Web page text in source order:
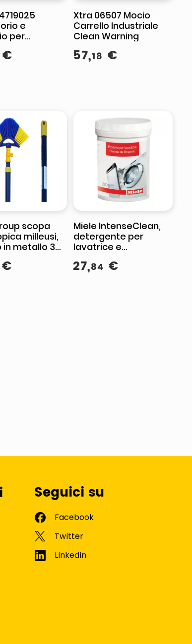
e
per
Kit di
€
Xtra 06507 Mocio
Carrello Industriale
Clean Warning
57,18 €
scopa
milleusi,
in metallo 3
setole
€
Miele IntenseClean,
detergente per
lavatrice e
grasso batteri e
27,84 €
Seguici su